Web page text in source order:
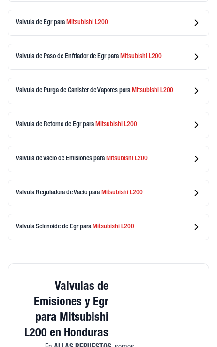
Valvula de Egrpara Mitsubishi L200
Valvula de Paso de Enfriador de Egrpara Mitsubishi L200
Valvula de Purga de Canister de Vapores para Mitsubishi L200
Valvula de Retorno de Egrpara Mitsubishi L200
Valvula de Vacio de Emisiones para Mitsubishi L200
Valvula Reguladora de Vacio para Mitsubishi L200
Valvula Selenoide de Egrpara Mitsubishi L200
Valvulas de
Emisiones y Egr
para Mitsubishi
L200 en Honduras